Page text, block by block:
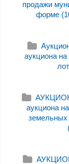
продажи
форме
аукциона
АУКЦИОН
аукциона
земельных
АУКЦИОН